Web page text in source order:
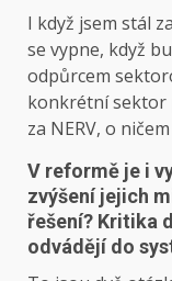
I když jsem stál
se vypne, když
odpůrcem
konkrétní sektor
za NERV, o
V reformě je i
zvýšení jejich
řešení? Kritika
odvádějí do